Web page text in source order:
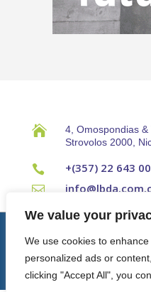
We value your
We use cookies to
personalized ads or
clicking "Accept All", you

4, Omospondias &
Strovolos 2000,
 +(357) 22 643
